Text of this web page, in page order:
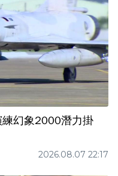
幻象2000潛力掛
2026.08.07 22:17